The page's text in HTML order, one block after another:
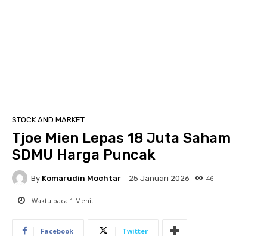
STOCK AND MARKET
Tjoe Mien Lepas 18 Juta Saham
SDMU Harga Puncak
By Komarudin Mochtar 25 Januari 2026 46
: Waktu baca 1 Menit
Facebook Twitter